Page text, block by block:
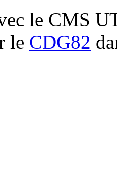
le CMS
le CDG82